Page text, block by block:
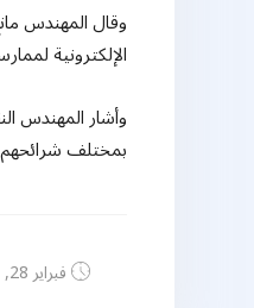
وقال المهندس
الإلكترونية
وأشار المهندس
بمختلف
فبراير 28, 2026